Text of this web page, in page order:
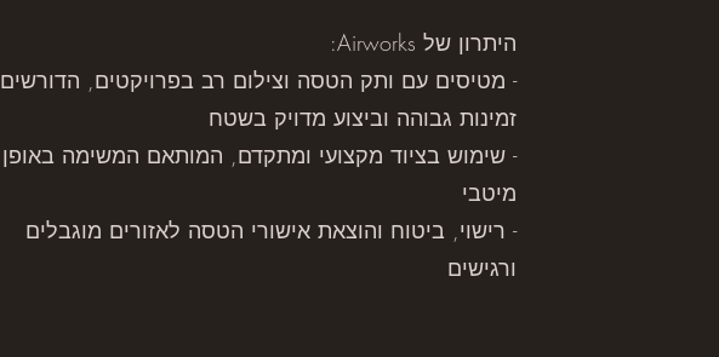
היתרון של Airworks:
- מטיסים עם ותק הטסה וצילום רב בפרויקטים, הדורשים
זמינות גבוהה וביצוע מדויק בשטח
- שימוש בציוד מקצועי ומתקדם, המותאם המשימה באופן
מיטבי
- רישוי, ביטוח והוצאת אישורי הטסה לאזורים מוגבלים
ורגישים